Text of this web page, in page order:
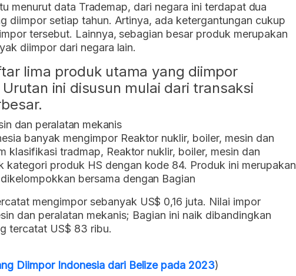
menurut data Trademap, dari negara ini terdapat dua
diimpor setiap tahun. Artinya, ada ketergantungan cukup
tersebut. Lainnya, sebagian besar produk merupakan
diimpor dari negara lain.
lima produk utama yang diimpor
ini disusun mulai dari transaksi
dan peralatan mekanis
banyak mengimpor Reaktor nuklir, boiler, mesin dan
klasifikasi tradmap, Reaktor nuklir, boiler, mesin dan
kategori produk HS dengan kode 84. Produk ini merupakan
bersama dengan Bagian
mengimpor sebanyak US$ 0,16 juta. Nilai impor
dan peralatan mekanis; Bagian ini naik dibandingkan
tercatat US$ 83 ribu.
Diimpor Indonesia dari Belize pada 2023)